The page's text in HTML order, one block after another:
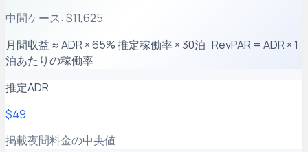
中間ケース: $11,625
月間収益 ≈ ADR × 65% 推定稼働率 × 30泊 · RevPAR = ADR × 1
泊あたりの稼働率
推定ADR
$49
掲載夜間料金の中央値